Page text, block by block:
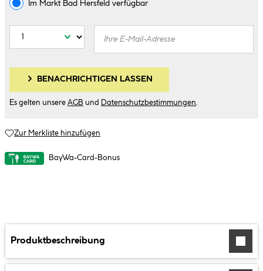
Im Markt Bad Hersfeld verfügbar
BENACHRICHTIGEN LASSEN
Es gelten unsere AGB und Datenschutzbestimmungen
Zur Merkliste hinzufügen
BayWa-Card-Bonus
Produktbeschreibung